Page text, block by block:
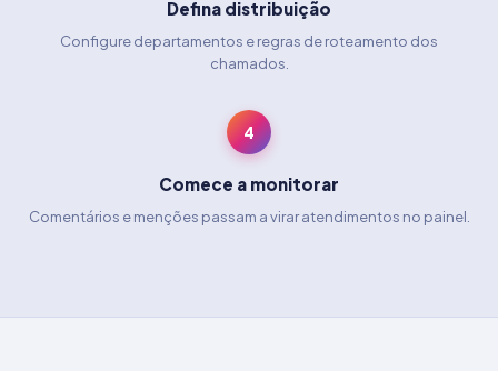
Defina distribuição
Configure departamentos e regras de roteamento dos
chamados.
4
Comece a monitorar
Comentários e menções passam a virar atendimentos no painel.